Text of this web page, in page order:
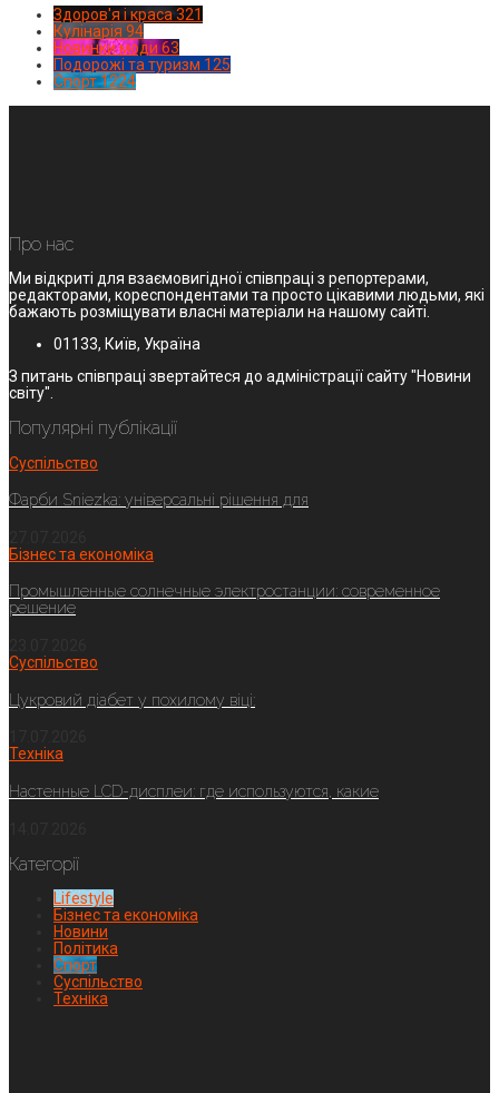
Здоров'я і краса 321
Кулінарія 94
Новинки моди 63
Подорожі та туризм 125
Спорт1224
Про нас
Ми відкриті для взаємовигідної співпраці з репортерами,
редакторами, кореспондентами та просто цікавими людьми, які
бажають розміщувати власні матеріали на нашому сайті.
01133, Київ, Україна
З питань співпраці звертайтеся до адміністрації сайту "Новини
світу".
Популярні публікації
Суспільство
Фарби Sniezka: універсальні рішення для
Бізнес та економіка
Промышленные солнечные электростанции: современное
решение
Суспільство
Цукровий діабет у похилому віці:
Техніка
Настенные LCD-дисплеи: где используются, какие
Категорії
Lifestyle
Бізнес та економіка
Новини
Політика
Спорт
Суспільство
Техніка